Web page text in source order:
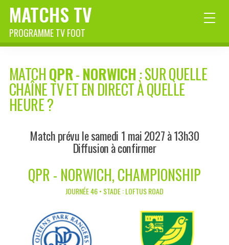
MATCHS TV
PROGRAMME TV FOOT
MATCHQPR-NORWICH : SUR QUELLE
CHAÎNE TV ET EN DIRECT À QUELLE
HEURE ?
Match prévu le samedi 1 mai 2027 à 13h30
Diffusion à confirmer
QPR - NORWICH, CHAMPIONSHIP
JOURNÉE 46 • STADE : LOFTUS ROAD